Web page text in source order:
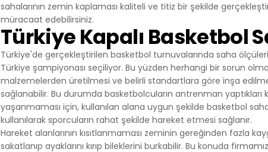
sahalarının zemin kaplaması kaliteli ve titiz bir şekilde
müracaat edebilirsiniz.
Türkiye Kapalı Basketbol
Türkiye'de gerçekleştirilen basketbol turnuvalarında saha
Türkiye şampiyonası seçiliyor. Bu yüzden herhangi bir sorun
malzemelerden üretilmesi ve belirli standartlara göre inşa
sağlanabilir. Bu durumda basketbolcuların antrenman yaptıkları
yaşanmaması için, kullanılan alana uygun şekilde basketbol
kullanılarak sporcuların rahat şekilde hareket etmesi sağlanır.
Hareket alanlarının kısıtlanmaması zeminin gereğinden fazla
sakatlanıp ayaklarını kırıp bileklerini burkabilir. Bu konuda
aşağıdaki tablodan ilgili link’e tıklayarak
5.İNTERNET SİTESİ GİZLİLİK
İnternet Sitesi Gizlilik Politikası ..../..../....
maddelerinin yenilenmesi durumunda
Politikası Kurum’un internet sitesinde
sahiplerinin talebi üzerine ilgili kişilerin
Firma Adı
Adres: Mahalle Adı Sokak Adı. No: 1/A,
Telefon: +90 216 555 55 55
E – Posta:mail@alanadi.com
Web Adresi: www.alanadi.com